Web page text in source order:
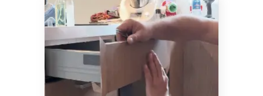
*****
très bien emballé et rapide. j'aurai besoin de conseils pour
découper le film (tutoriel)
Il y a 3 jours
*****
La possiblité de commande à la découpe, les conseils de pose,
Il y a 3 jours